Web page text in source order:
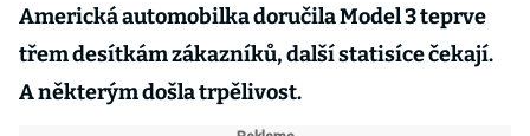
Americká automobilka doručila Model 3 teprve
třem desítkám zákazníků, další statisíce čekají.
A některým došla trpělivost.